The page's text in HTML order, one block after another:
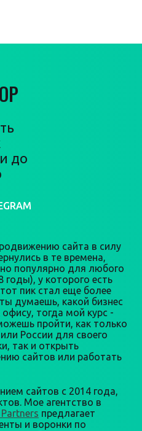
до
сайта в силу
в те времена,
популярно для любого
годы), у которого есть
пик стал еще более
думаешь, какой бизнес
тогда мой курс -
пройти, как только
России для своего
так и открыть
сайтов или работать
сайтов с 2014 года,
Мое агентство в
предлагает
и воронки по